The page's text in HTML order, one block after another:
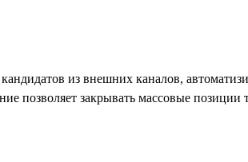
из внешних каналов,
позволяет закрывать массовые